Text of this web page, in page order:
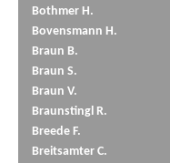
Bothmer H.
Bovensmann H.
Braun B.
Braun S.
Braun V.
Braunstingl R.
Breede F.
Breitsamter C.